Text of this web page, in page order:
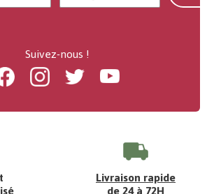
Suivez-nous !
FacebookInstagramTwitter Youtube
Livraison rapide